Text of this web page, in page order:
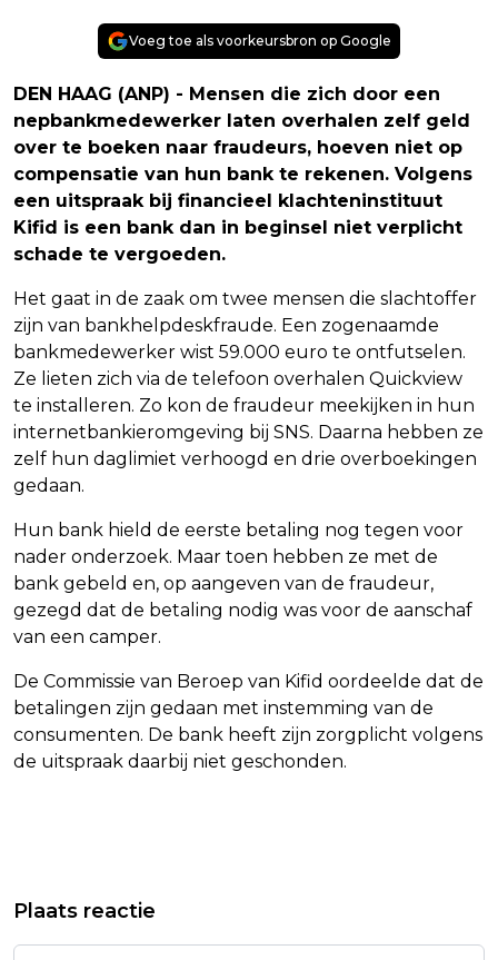
Voeg toe als voorkeursbron op Google
DEN HAAG (ANP) - Mensen die zich door een
nepbankmedewerker laten overhalen zelf geld
over te boeken naar fraudeurs, hoeven niet op
compensatie van hun bank te rekenen. Volgens
een uitspraak bij financieel klachteninstituut
Kifid is een bank dan in beginsel niet verplicht
schade te vergoeden.
Het gaat in de zaak om twee mensen die slachtoffer
zijn van bankhelpdeskfraude. Een zogenaamde
bankmedewerker wist 59.000 euro te ontfutselen.
Ze lieten zich via de telefoon overhalen Quickview
te installeren. Zo kon de fraudeur meekijken in hun
internetbankieromgeving bij SNS. Daarna hebben ze
zelf hun daglimiet verhoogd en drie overboekingen
gedaan.
Hun bank hield de eerste betaling nog tegen voor
nader onderzoek. Maar toen hebben ze met de
bank gebeld en, op aangeven van de fraudeur,
gezegd dat de betaling nodig was voor de aanschaf
van een camper.
De Commissie van Beroep van Kifid oordeelde dat de
betalingen zijn gedaan met instemming van de
consumenten. De bank heeft zijn zorgplicht volgens
de uitspraak daarbij niet geschonden.
AANVALLEN OP ISRAËL
REGERINGSPARTIJ ARMENIË WINT
PARLEMENTSVERKIEZINGEN
Plaats reactie